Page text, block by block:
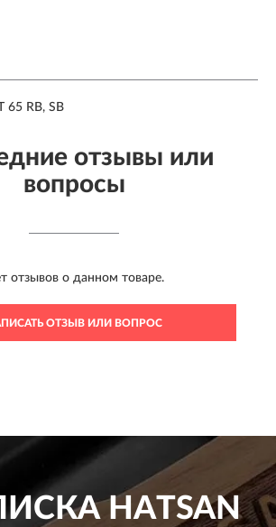
65 RB, SB
отзывы или
вопросы
отзывов о данном товаре.
ОТЗЫВ ИЛИ ВОПРОС
HATSAN